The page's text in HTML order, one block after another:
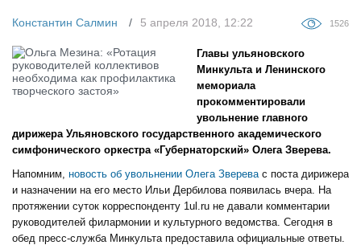
Константин Салмин 5 апреля 2018, 12:22 1526
Главы ульяновского
Минкульта и Ленинского
мемориала
прокомментировали
увольнение главного
дирижера Ульяновского государственного академического
симфонического оркестра «Губернаторский» Олега Зверева.
Напомним, новость об увольнении Олега Зверева с поста дирижера
и назначении на его место Ильи Дербилова появилась вчера. На
протяжении суток корреспонденту 1ul.ru не давали комментарии
руководителей филармонии и культурного ведомства. Сегодня в
обед пресс-служба Минкульта предоставила официальные ответы.